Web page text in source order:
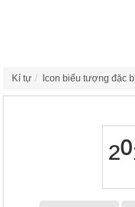
Kí tự Icon biểu tượng đặc